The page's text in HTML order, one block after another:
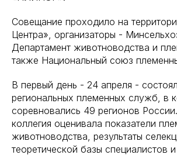
Совещание проходило на
Центра», организаторы -
Департамент животноводства и
также Национальный союз
В первый день - 24 апреля -
региональных племенных служб, в
соревновались 49 регионов
коллегия оценивала показатели
животноводства, результаты
теоретической базы специалистов